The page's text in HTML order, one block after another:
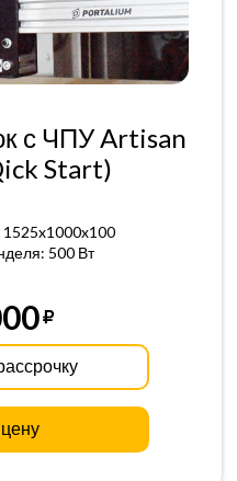
с ЧПУ Artisan
Start)
500 Вт